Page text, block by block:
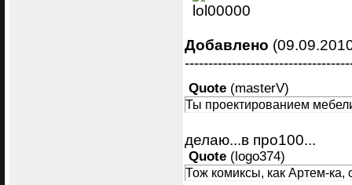
Добавлено
Quote (masterV)
Ты проектированием
делаю...в про100...
Quote (logo374)
Тож комиксы, как Артем-ка,